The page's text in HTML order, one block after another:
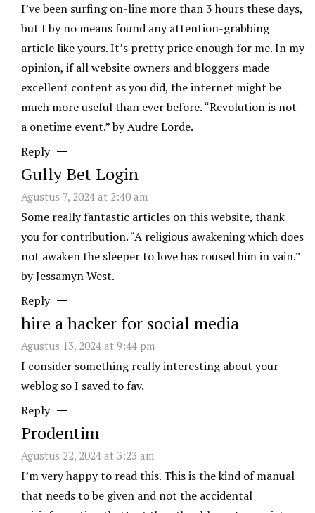
I’ve been surfing on-line more than 3 hours these days,
but I by no means found any attention-grabbing
article like yours. It’s pretty price enough for me. In my
opinion, if all website owners and bloggers made
excellent content as you did, the internet might be
much more useful than ever before. “Revolution is not
a onetime event.” by Audre Lorde.
Reply
Gully Bet Login
Agustus 7, 2024 at 2:40 am
Some really fantastic articles on this website, thank
you for contribution. “A religious awakening which does
not awaken the sleeper to love has roused him in vain.”
by Jessamyn West.
Reply
hire a hacker for social media
Agustus 13, 2024 at 9:44 pm
I consider something really interesting about your
weblog so I saved to fav.
Reply
Prodentim
Agustus 22, 2024 at 3:23 am
I’m very happy to read this. This is the kind of manual
that needs to be given and not the accidental